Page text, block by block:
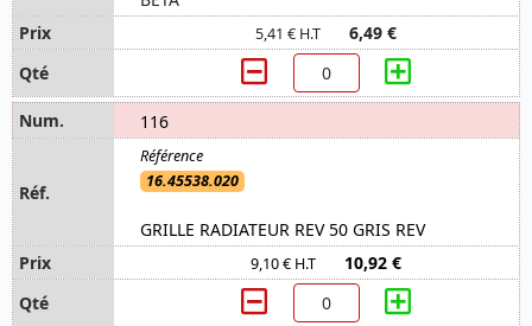
5,41 € H.T 6,49 €
116
16.45538.020
GRILLE RADIATEUR REV 50 GRIS REV
9,10 € H.T 10,92 €